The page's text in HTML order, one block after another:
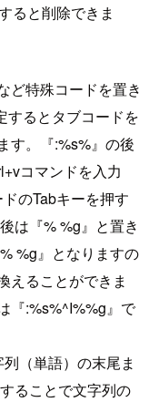
ると削除できま
ど特殊コードを置き
するとタブコードを
す。『:%s%』の後
コマンドを入力
のTabキーを押す
は『% %g』と置き
%g』となりますの
えることができま
『:%s%^I%%g』で
（単語）の末尾ま
ることで文字列の